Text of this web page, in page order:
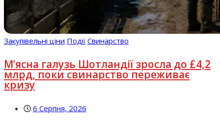
Закупівельні ціни Події Свинарство
М’ясна галузь Шотландії зросла до £4,2
млрд, поки свинарство переживає
кризу
6 Серпня, 2026